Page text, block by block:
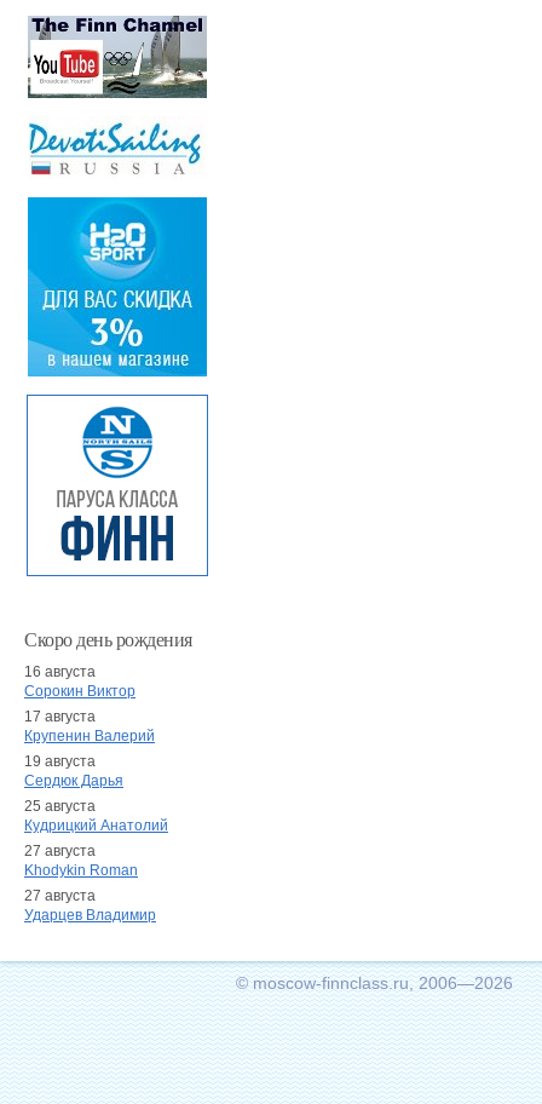
Скоро день рождения
16 августа
Сорокин Виктор
17 августа
Крупенин Валерий
19 августа
Сердюк Дарья
25 августа
Кудрицкий Анатолий
27 августа
Khodykin Roman
27 августа
Ударцев Владимир
© moscow-finnclass.ru, 2006—2026